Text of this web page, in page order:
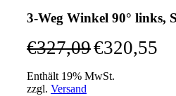
3-Weg Winkel 90° links,
€327,09€320,55
Enthält 19% MwSt.
zzgl. Versand